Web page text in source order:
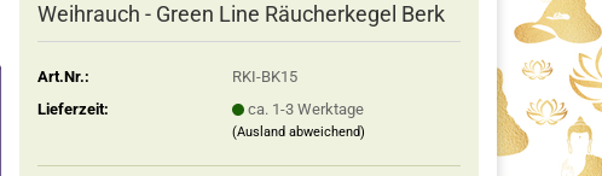
Weihrauch - Green Line Räucherkegel Berk
Art.Nr.:
RKI-BK15
Lieferzeit:
ca. 1-3 Werktage
(Ausland abweichend)